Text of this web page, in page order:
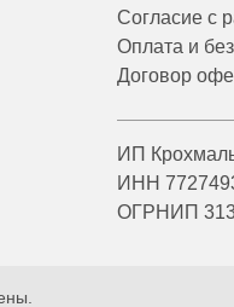
Согласие с
Оплата и
Договор
ИП
ИНН
ОГРНИП